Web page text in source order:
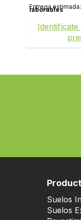
Entrega estimada:
laborables
Suelos
Suelos